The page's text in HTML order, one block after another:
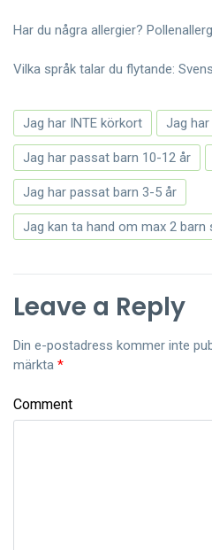
Har du några allergier?
Vilka språk talar du flytande:
Jag har INTE körkort Jag
Jag har passat barn 10-12 år
Jag har passat barn 3-5 år
Jag kan ta hand om max 2 barn
Leave a Reply
Din e-postadress kommer inte
märkta *
Comment